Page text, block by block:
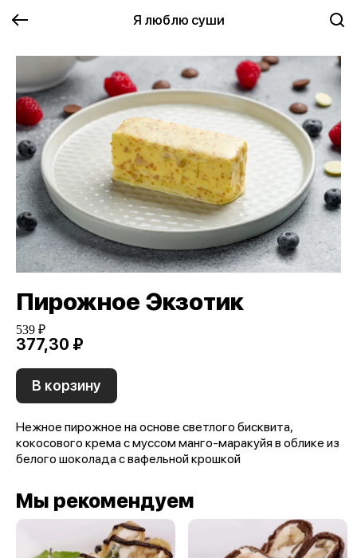
Я люблю суши
Пирожное Экзотик
539 ₽
377,30 ₽
В корзину
Нежное пирожное на основе светлого бисквита,
кокосового крема с муссом манго-маракуйя в облике из
белого шоколада с вафельной крошкой
Мы рекомендуем